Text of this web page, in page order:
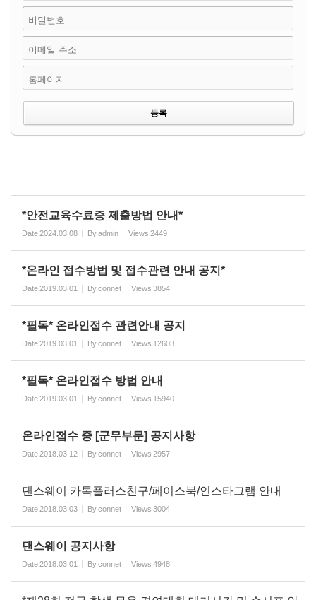
비밀번호
이메일 주소
홈페이지
*안전교육수료증 제출방법 안내*
Date2024.03.08 Byadmin Views 2449
*온라인 접수방법 및 접수관련 안내 공지*
Date2019.03.01 Byconnet Views 3854
*필독* 온라인접수 관련안내 공지
Date2019.03.01 Byconnet Views 12603
*필독* 온라인접수 방법 안내
Date2019.03.01 Byconnet Views 15940
온라인접수 중 [군무부문] 공지사항
Date2018.03.12 Byconnet Views 2957
댄스웨이 카톡플러스친구/페이스북/인스타그램 안내
Date2018.03.03 Byconnet Views 3004
댄스웨이 공지사항
Date2018.03.01 Byconnet Views 4948